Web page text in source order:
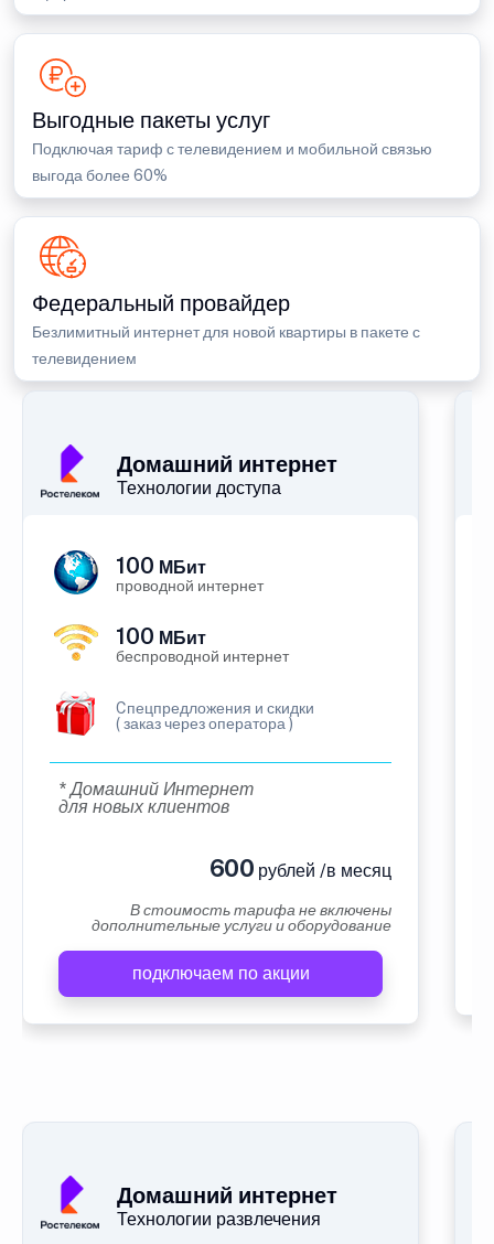
Выгодные пакеты услуг
Подключая тариф с телевидением и мобильной связью
выгода более 60%
Федеральный провайдер
Безлимитный интернет для новой квартиры в пакете с
телевидением
Домашний интернет
Технологии доступа
100 МБит
проводной интернет
100 МБит
беспроводной интернет
Cпецпредложения и скидки
( заказ через оператора )
* Домашний Интернет
для новых клиентов
600 рублей /в месяц
В стоимость тарифа не включены
дополнительные услуги и оборудование
подключаем по акции
Домашний интернет
Технологии развлечения